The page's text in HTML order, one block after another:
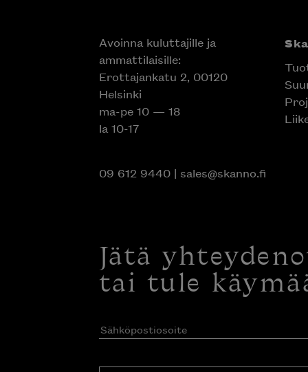
Avoinna kuluttajille ja
ammattilaisille:
Erottajankatu 2, 00120
Helsinki
ma-pe 10 — 18
la 10-17
09 612 9440| sales@skanno.fi
Jätä
tai tule
Sähköpostiosoite(Pakollinen)